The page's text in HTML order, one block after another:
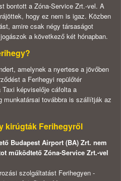
bontott a Zóna-Service Zrt.-vel. A
hogy ez nem is igaz. Közben
amire csak négy társaságot
a következő két hónapban.
amelynek a nyertese a jövőben
a Ferihegyi repülőtér
képviselője cáfolta a
munkatársai továbbra is szállítják az
kirúgták Ferihegyről
Budapest Airport (BA) Zrt. nem
működtető Zóna-Service Zrt.-vel
szolgáltatást Ferihegyen -